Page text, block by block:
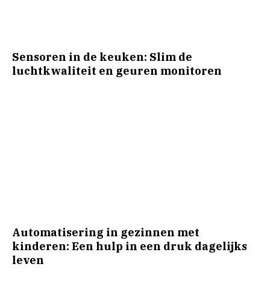
Sensoren in de keuken: Slim de
luchtkwaliteit en geuren monitoren
Automatisering in gezinnen met
kinderen: Een hulp in een druk dagelijks
leven